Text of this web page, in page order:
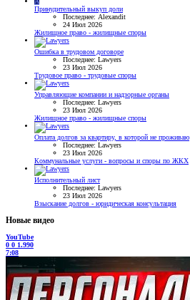
Принудительный выкуп доли
Последнее: Alexandit
24 Июл 2026
Жилищное право - жилищные споры
Ошибка в трудовом договоре
Последнее: Lawyers
23 Июл 2026
Трудовое право - трудовые споры
Управляющие компании и надзорные органы
Последнее: Lawyers
23 Июл 2026
Жилищное право - жилищные споры
Оплата долгов за квартиру, в которой не проживаю
Последнее: Lawyers
23 Июл 2026
Коммунальные услуги - вопросы и споры по ЖКХ
Исполнительный лист
Последнее: Lawyers
23 Июл 2026
Взыскание долгов - юридическая консультация
Новые видео
YouTube
0 0 1.990
7:08